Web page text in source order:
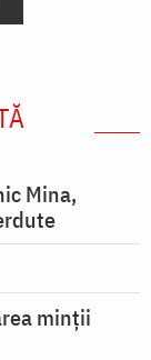
Mina,
minţii